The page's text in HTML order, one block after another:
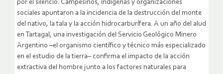
por el silencio. Campesinos, indígenas y organizaciones
sociales apuntaron a la incidencia de la destrucción del monte
del nativo, la tala y la acción hidrocarburífera. A un año del alud
en Tartagal, una investigación del Servicio Geológico Minero
Argentino –el organismo científico y técnico más especializado
en el estudio de la tierra– confirma el impacto de la acción
extractiva del hombre junto a los factores naturales para